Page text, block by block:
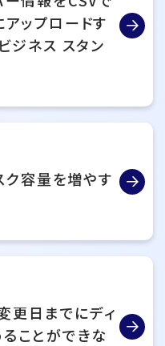
アップロードす
ジネス スタン
ク容量を増やす
更日までにディ
ことができな